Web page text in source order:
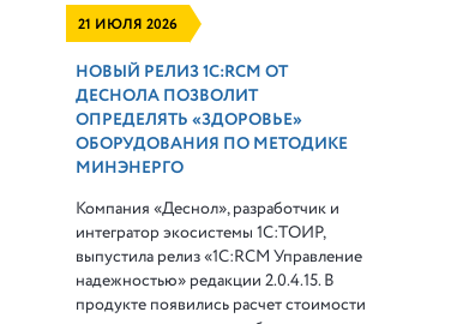
21 ИЮЛЯ 2026
НОВЫЙ РЕЛИЗ 1С:RCM ОТ
ДЕСНОЛА ПОЗВОЛИТ
ОПРЕДЕЛЯТЬ «ЗДОРОВЬЕ»
ОБОРУДОВАНИЯ ПО МЕТОДИКЕ
МИНЭНЕРГО
Компания «Деснол», разработчик и
интегратор экосистемы 1С:ТОИР,
выпустила релиз «1С:RCM Управление
надежностью» редакции 2.0.4.15. В
продукте появились расчет стоимости